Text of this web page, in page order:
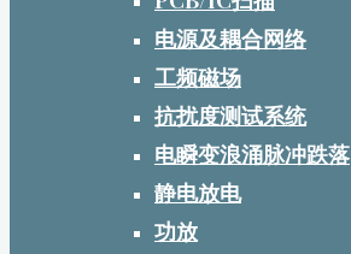
电源及耦合网络
工频磁场
抗扰度测试系统
电瞬变浪涌脉冲跌落
静电放电
功放